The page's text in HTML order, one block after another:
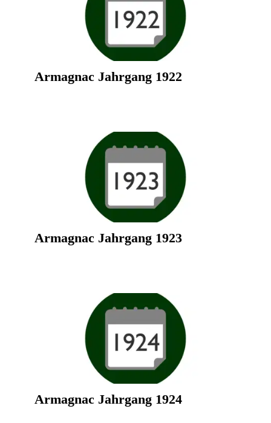
Armagnac Jahrgang 1922
Armagnac Jahrgang 1923
Armagnac Jahrgang 1924